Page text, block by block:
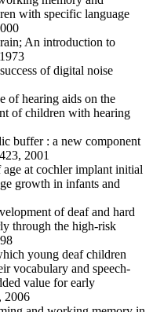
with specific language
An introduction to
of digital noise
of hearing aids on the
of children with hearing
buffer : a new component
2001
at cochler implant initial
growth in infants and
of deaf and hard
through the high-risk
young deaf children
vocabulary and speech-
value for early
2006